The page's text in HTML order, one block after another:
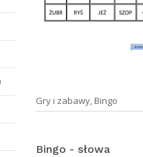
Gry i zabawy, Bingo
Bingo - słowa